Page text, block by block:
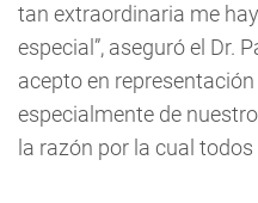
tan extraordinaria me
especial”, aseguró el Dr.
acepto en
especialmente de
la razón por la cual